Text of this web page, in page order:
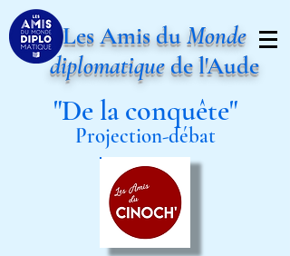
Les Amis duMonde
diplomatiquede l'Aude
"De la conquête"
Projection-débat